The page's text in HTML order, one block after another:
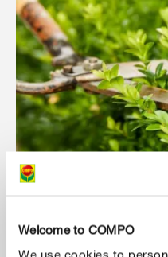
Welcome to COMPO
We use cookies to
Buxus snoeien